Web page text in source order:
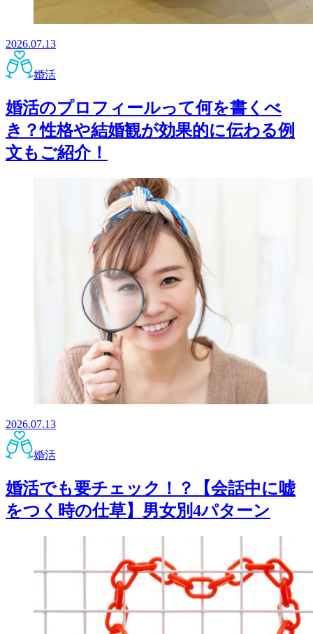
2026.07.13
婚活
婚活のプロフィールって何を書くべ
き？性格や結婚観が効果的に伝わる例
文もご紹介！
2026.07.13
婚活
婚活でも要チェック！？【会話中に嘘
をつく時の仕草】男女別4パターン